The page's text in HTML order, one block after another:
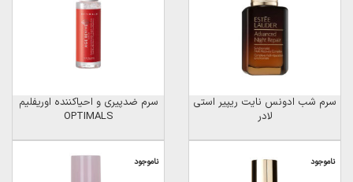
سرم شب ادونس نایت ریپیر استی
لادر
سرم ضدپیری و احیاکننده اوریفلیم
OPTIMALS
ناموجود ناموجود